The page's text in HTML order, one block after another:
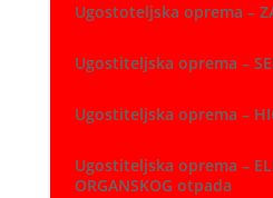
Ugostoteljska oprema –
Ugostiteljska oprema –
Ugostiteljska oprema –
Ugostiteljska oprema –
ORGANSKOG otpada